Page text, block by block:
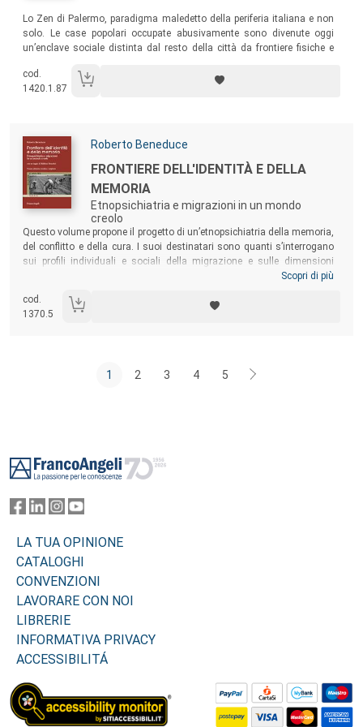
Lo Zen di Palermo, paradigma maledetto della periferia italiana e non
solo. Le case popolari occupate abusivamente sono divenute oggi
un’enclave sociale distinta dal resto della città da frontiere fisiche e
per sette anni tra le maglie dell’esclusione.
cod.
1420.1.87
Autori:
Roberto Beneduce
Titolo:
FRONTIERE DELL'IDENTITÀ E DELLA
MEMORIA
Etnopsichiatria e migrazioni in un mondo
creolo
Sommario:
Questo volume propone il progetto di un’etnopsichiatria della memoria,
del conflitto e della cura. I suoi destinatari sono quanti s’interrogano
sui profili individuali e sociali della migrazione e sulle dimensioni
simboliche e politiche della salute. Con la sua etnografia clinica e
l’incontro con le popolazioni immigrate (spesso persino all’ombra delle
istituzioni della cura), quella qui proposta è un’etnopsichiatria
Scopri di più
cod.
1370.5
1 2 3 4 5
LA TUA OPINIONE
CATALOGHI
CONVENZIONI
LAVORARE CON NOI
LIBRERIE
INFORMATIVA PRIVACY
ACCESSIBILITÁ